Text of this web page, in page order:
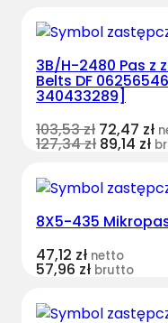
3B/H-2480 Pas z
Belts DF 06256546
340433289]
103,53zł 72,47 zł
127,34zł 89,14 zł
8X5-435
47,12 zł netto
57,96 zł brutto